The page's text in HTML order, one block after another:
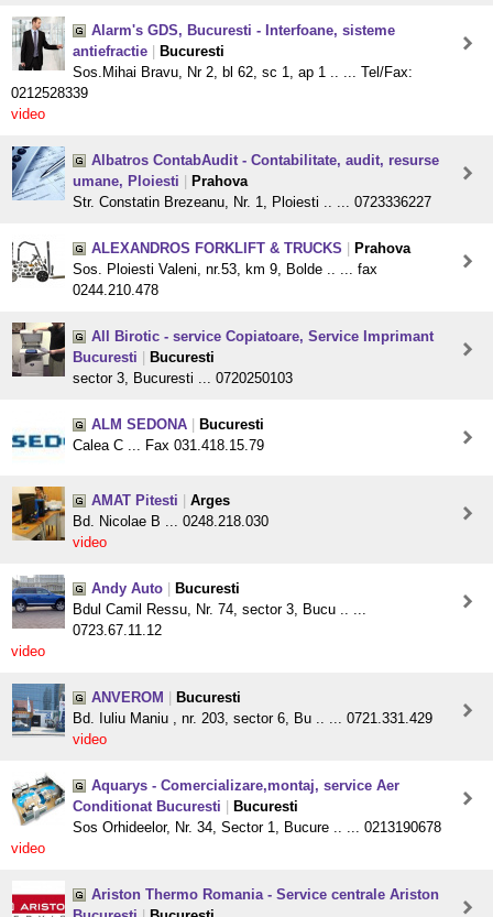
Alarm's GDS, Bucuresti - Interfoane, sisteme
antiefractie
Bucuresti
Sos.Mihai Bravu, Nr 2, bl 62, sc 1, ap 1 .. ... Tel/Fax:
0212528339
video
Albatros ContabAudit - Contabilitate, audit, resurse
umane, Ploiesti
Prahova
Str. Constatin Brezeanu, Nr. 1, Ploiesti .. ... 0723336227
ALEXANDROS FORKLIFT & TRUCKS
Prahova
Sos. Ploiesti Valeni, nr.53, km 9, Bolde .. ... fax
0244.210.478
All Birotic - service Copiatoare, Service Imprimant
Bucuresti
Bucuresti
sector 3, Bucuresti ... 0720250103
ALM SEDONA
Bucuresti
Calea C ... Fax 031.418.15.79
AMAT Pitesti
Arges
Bd. Nicolae B ... 0248.218.030
video
Andy Auto
Bucuresti
Bdul Camil Ressu, Nr. 74, sector 3, Bucu .. ...
0723.67.11.12
video
ANVEROM
Bucuresti
Bd. Iuliu Maniu , nr. 203, sector 6, Bu .. ... 0721.331.429
video
Aquarys - Comercializare,montaj, service Aer
Conditionat Bucuresti
Bucuresti
Sos Orhideelor, Nr. 34, Sector 1, Bucure .. ... 0213190678
video
Ariston Thermo Romania - Service centrale Ariston